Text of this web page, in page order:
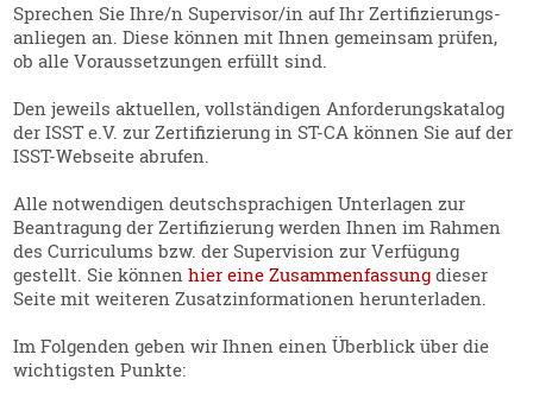
Sprechen Sie Ihre/n Supervisor/in auf Ihr Zerti­fi­zie­rungs­
an­liegen an. Diese können mit Ihnen gemeinsam prüfen,
ob alle Voraus­set­zungen erfüllt sind.
Den jeweils aktuellen, vollstän­digen Anfor­de­rungs­ka­talog
der ISST e.V. zur Zerti­fi­zierung in ST-CA können Sie auf der
ISST-Webseite abrufen.
Alle notwen­digen deutsch­spra­chigen Unter­lagen zur
Beantragung der Zerti­fi­zierung werden Ihnen im Rahmen
des Curri­culums bzw. der Super­vision zur Verfügung
gestellt. Sie könnenhier eine Zusam­men­fassungdieser
Seite mit weiteren Zusatz­in­for­ma­tionen herun­ter­laden.
Im Folgenden geben wir Ihnen einen Überblick über die
wichtigsten Punkte: